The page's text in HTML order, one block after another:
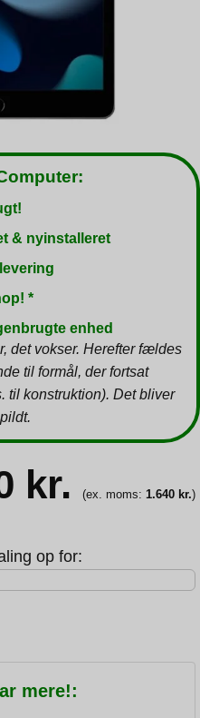
& nyinstalleret
*
enhed
det vokser. Herefter fældes
til formål, der fortsat
til konstruktion). Det bliver
kr. (ex. moms: 1.640 kr.)
op for:
mere!: